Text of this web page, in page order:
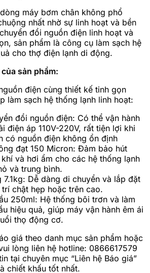
máy bơm chân không phổ
nhất nhờ sự linh hoạt và bền
đổi nguồn điện linh hoạt và
sản phẩm là công cụ làm sạch hệ
cho thợ điện lạnh di động.
sản phẩm:
điện cùng thiết kế tinh gọn
làm sạch hệ thống lạnh linh hoạt:
đổi nguồn điện: Có thể vận hành
điện áp 110V-220V, rất tiện lợi khi
có nguồn điện không ổn định
đạt 150 Micron: Đảm bảo hút
và hơi ẩm cho các hệ thống lạnh
và trung bình.
7.1kg: Dễ dàng di chuyển và lắp đặt
chật hẹp hoặc trên cao.
250ml: Hệ thống bôi trơn và làm
hiệu quả, giúp máy vận hành êm ái
thọ động cơ.
giá theo danh mục sản phẩm hoặc
lòng liên hệ hotline: 0866617579
tại chuyên mục “Liên hệ Báo giá”
chiết khấu tốt nhất.